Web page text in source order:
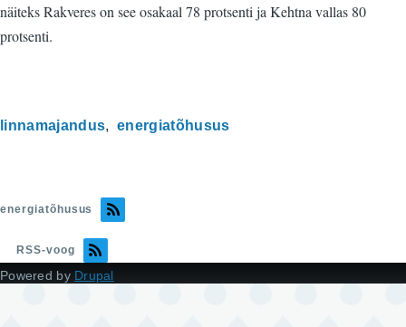
näiteks Rakveres on see osakaal 78 protsenti ja Kehtna vallas 80
protsenti.
linnamajandus energiatõhusus
energiatõhusus
RSS-voog
Powered by Drupal